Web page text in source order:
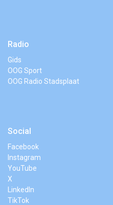
Radio
Gids
OOG Sport
OOG Radio Stadsplaat
Social
Facebook
Instagram
YouTube
X
LinkedIn
TikTok